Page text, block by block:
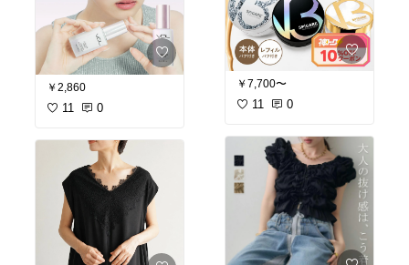
￥2,860
11 0
￥7,700〜
11 0